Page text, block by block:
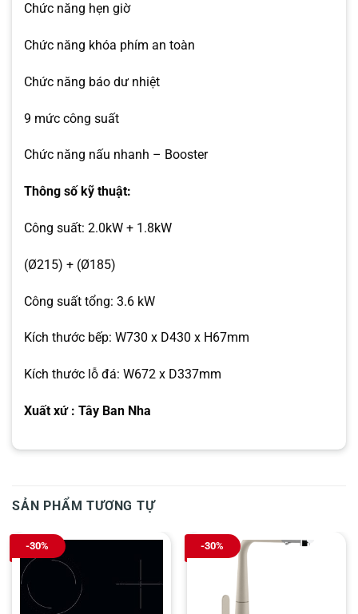
Chức năng hẹn giờ
Chức năng khóa phím an toàn
Chức năng báo dư nhiệt
9 mức công suất
Chức năng nấu nhanh – Booster
Thông số kỹ thuật:
Công suất: 2.0kW + 1.8kW
(Ø215) + (Ø185)
Công suất tổng: 3.6 kW
Kích thước bếp: W730 x D430 x H67mm
Kích thước lỗ đá: W672 x D337mm
Xuất xứ : Tây Ban Nha
SẢN PHẨM TƯƠNG TỰ
-30% -30%